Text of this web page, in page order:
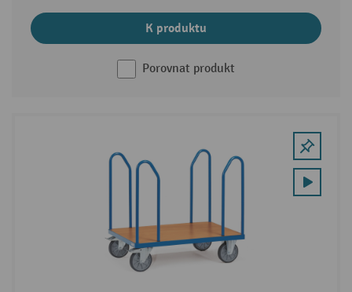
K produktu
Porovnat produkt